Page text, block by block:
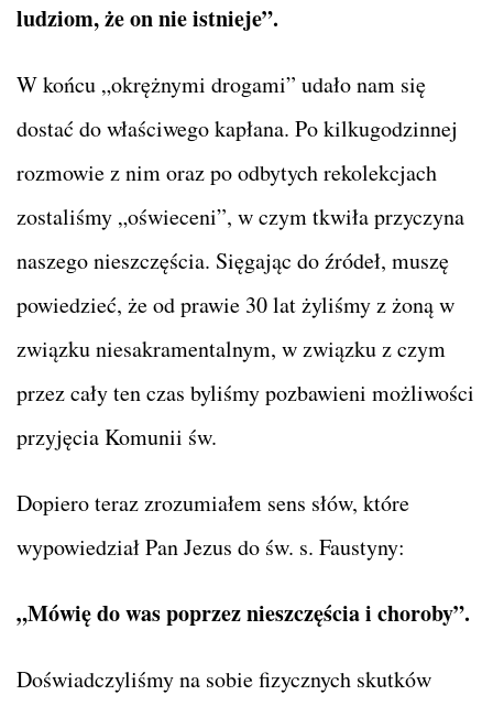
ludziom, że on nie istnieje”.
W końcu „okrężnymi drogami” udało nam się
dostać do właściwego kapłana. Po kilkugodzinnej
rozmowie z nim oraz po odbytych rekolekcjach
zostaliśmy „oświeceni”, w czym tkwiła przyczyna
naszego nieszczęścia. Sięgając do źródeł, muszę
powiedzieć, że od prawie 30 lat żyliśmy z żoną w
związku niesakramentalnym, w związku z czym
przez cały ten czas byliśmy pozbawieni możliwości
przyjęcia Komunii św.
Dopiero teraz zrozumiałem sens słów, które
wypowiedział Pan Jezus do św. s. Faustyny:
„Mówię do was poprzez nieszczęścia i choroby”.
Doświadczyliśmy na sobie fizycznych skutków